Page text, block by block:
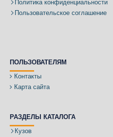
Политика конфиденциальности
Пользовательское соглашение
ПОЛЬЗОВАТЕЛЯМ
Контакты
Карта сайта
РАЗДЕЛЫ КАТАЛОГА
Кузов